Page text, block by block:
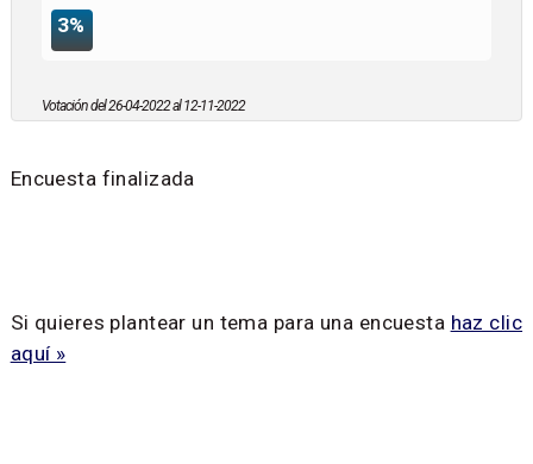
3%
Votación del 26-04-2022 al 12-11-2022
Encuesta finalizada
Si quieres plantear un tema para una encuesta haz clic
aquí »